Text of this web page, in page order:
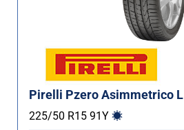
Pirelli Pzero Asimmetrico L
225/50 R15 91Y